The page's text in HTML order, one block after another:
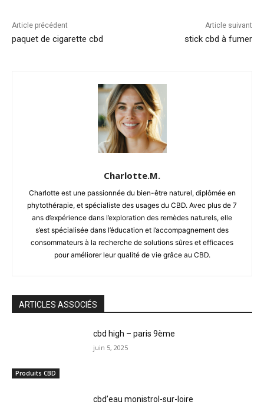
Article précédent
paquet de cigarette cbd
Article suivant
stick cbd à fumer
Charlotte.M.
Charlotte est une passionnée du bien-être naturel, diplômée en
phytothérapie, et spécialiste des usages du CBD. Avec plus de 7
ans d’expérience dans l’exploration des remèdes naturels, elle
s’est spécialisée dans l’éducation et l’accompagnement des
consommateurs à la recherche de solutions sûres et efficaces
pour améliorer leur qualité de vie grâce au CBD.
ARTICLES ASSOCIÉS
Produits CBD
cbd high – paris 9ème
juin 5, 2025
cbd’eau monistrol-sur-loire